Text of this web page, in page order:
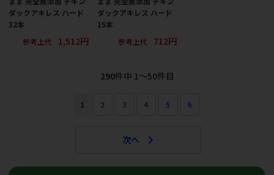
ダックアキレス ハード
32本
参考上代
1,512円
ダックアキレス ハード
15本
参考上代
712円
290件中 1〜50件目
1 2 3 4 5 6